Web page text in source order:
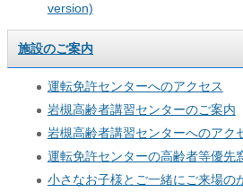
version)
施設のご案内
運転免許センターへのアクセス
岩槻高齢者講習センターのご案内
岩槻高齢者講習センターへのアク
運転免許センターの高齢者等優先
小さなお子様とご一緒にご来場の